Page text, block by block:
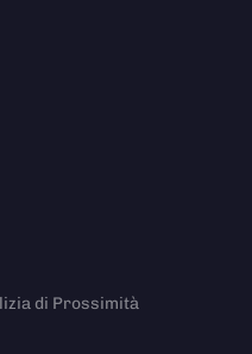
di Prossimità